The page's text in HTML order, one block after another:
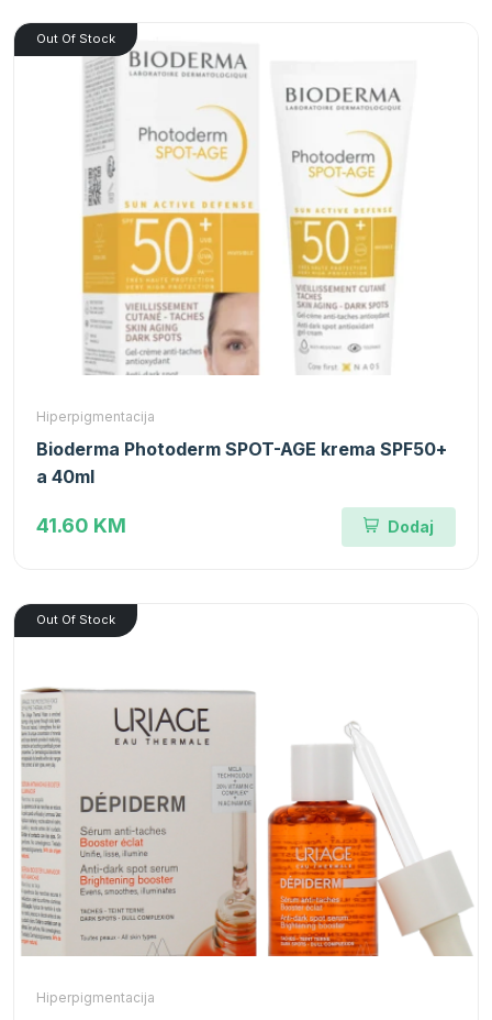
Out Of Stock
Hiperpigmentacija
Bioderma Photoderm SPOT-AGE krema SPF50+
a 40ml
41.60 KM Dodaj
Out Of Stock
Hiperpigmentacija